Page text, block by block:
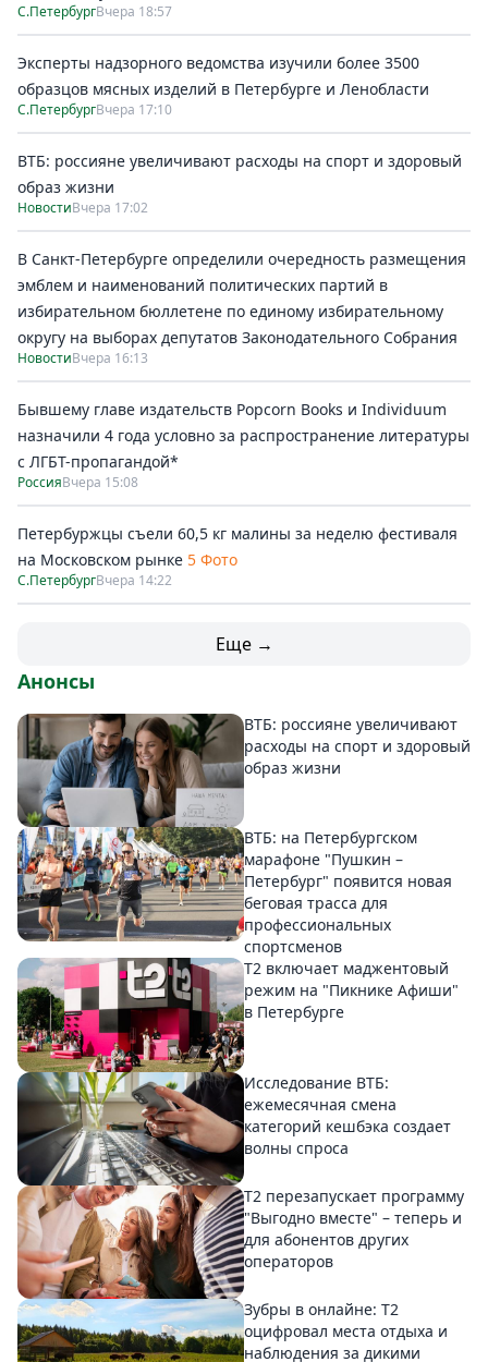
С.ПетербургВчера 18:57
Эксперты надзорного ведомства изучили более 3500
образцов мясных изделий в Петербурге и Ленобласти
С.ПетербургВчера 17:10
ВТБ: россияне увеличивают расходы на спорт и здоровый
образ жизни
НовостиВчера 17:02
В Санкт-Петербурге определили очередность размещения
эмблем и наименований политических партий в
избирательном бюллетене по единому избирательному
округу на выборах депутатов Законодательного Собрания
НовостиВчера 16:13
Бывшему главе издательств Popcorn Books и Individuum
назначили 4 года условно за распространение литературы
с ЛГБТ-пропагандой*
РоссияВчера 15:08
Петербуржцы съели 60,5 кг малины за неделю фестиваля
на Московском рынке 5 Фото
С.ПетербургВчера 14:22
Еще →
Анонсы
ВТБ: россияне увеличивают
расходы на спорт и здоровый
образ жизни
ВТБ: на Петербургском
марафоне "Пушкин –
Петербург" появится новая
беговая трасса для
профессиональных
спортсменов
Т2 включает маджентовый
режим на "Пикнике Афиши"
в Петербурге
Исследование ВТБ:
ежемесячная смена
категорий кешбэка создает
волны спроса
Т2 перезапускает программу
"Выгодно вместе" – теперь и
для абонентов других
операторов
Зубры в онлайне: Т2
оцифровал места отдыха и
наблюдения за дикими